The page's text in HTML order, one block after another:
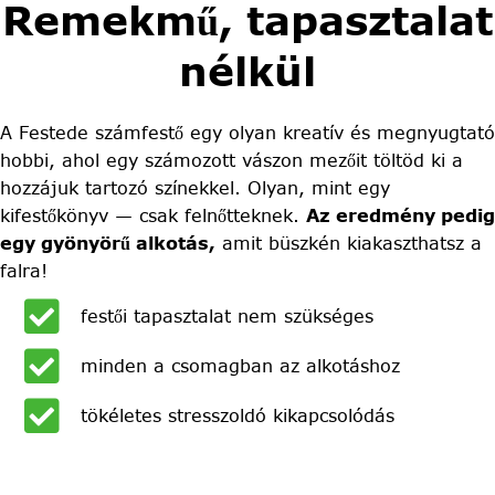
Remekmű, tapasztalat
nélkül
A Festede számfestő egy olyan kreatív és megnyugtató
hobbi, ahol egy számozott vászon mezőit töltöd ki a
hozzájuk tartozó színekkel. Olyan, mint egy
kifestőkönyv — csak felnőtteknek. Az eredmény pedig
egy gyönyörű alkotás, amit büszkén kiakaszthatsz a
falra!
festői tapasztalat nem szükséges
minden a csomagban az alkotáshoz
tökéletes stresszoldó kikapcsolódás